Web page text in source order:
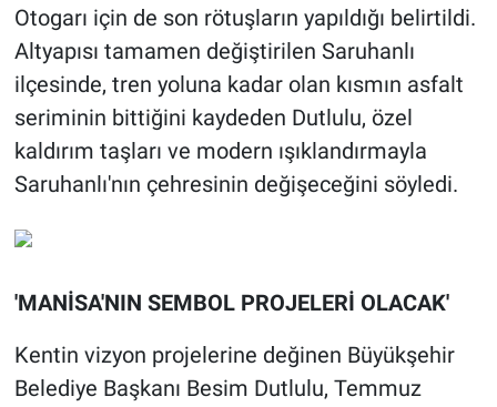
Otogarı için de son rötuşların yapıldığı belirtildi.
Altyapısı tamamen değiştirilen Saruhanlı
ilçesinde, tren yoluna kadar olan kısmın asfalt
seriminin bittiğini kaydeden Dutlulu, özel
kaldırım taşları ve modern ışıklandırmayla
Saruhanlı'nın çehresinin değişeceğini söyledi.
'MANİSA'NIN SEMBOL PROJELERİ OLACAK'
Kentin vizyon projelerine değinen Büyükşehir
Belediye Başkanı Besim Dutlulu, Temmuz